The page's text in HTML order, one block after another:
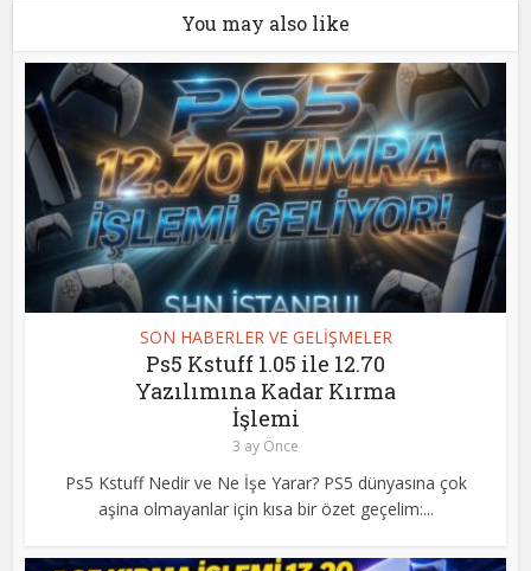
You may also like
SON HABERLER VE GELİŞMELER
Ps5 Kstuff 1.05 ile 12.70
Yazılımına Kadar Kırma
İşlemi
3 ay Önce
Ps5 Kstuff Nedir ve Ne İşe Yarar? PS5 dünyasına çok
aşina olmayanlar için kısa bir özet geçelim:...